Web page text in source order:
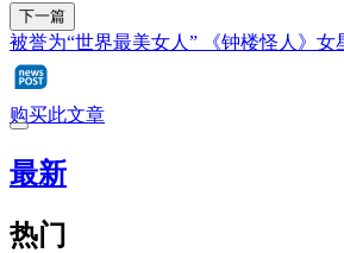
下一篇
被誉为“世界最美女人” 《钟楼怪人》女
购买此文章
最新
热门